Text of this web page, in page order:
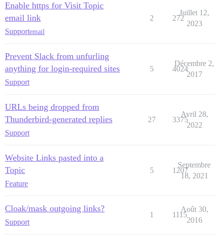
Enable https for Visit Topic
email link
Supportemail
2 272
Juillet 12,
2023
Prevent Slack from unfurling
anything for login-required sites
Support
5 4024
Décembre 2,
2017
URLs being dropped from
Thunderbird-generated replies
Support
27 3375
Avril 28,
2022
Website Links pasted into a
Topic
Feature
5 1207
Septembre
18, 2021
Cloak/mask outgoing links?
Support
1 1115
Août 30,
2016